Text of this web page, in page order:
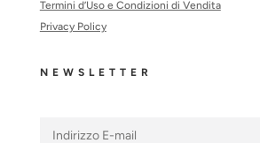
Termini d’Uso e Condizioni di Vendita
Privacy Policy
NEWSLETTER